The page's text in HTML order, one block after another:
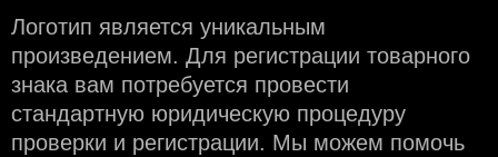
Логотип является уникальным
произведением. Для регистрации товарного
знака вам потребуется провести
стандартную юридическую процедуру
проверки и регистрации. Мы можем помочь